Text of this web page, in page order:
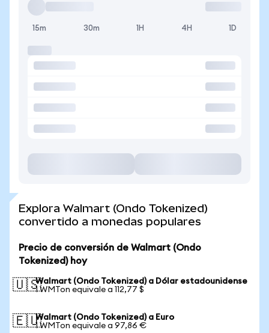
15m 30m 1H 4H 1D
Explora Walmart (Ondo Tokenized)
convertido a monedas populares
Precio de conversión de Walmart (Ondo
Tokenized) hoy
🇺🇸Walmart (Ondo Tokenized) a Dólar estadounidense
1 WMTon equivale a 112,77 $
🇪🇺Walmart (Ondo Tokenized) a Euro
1 WMTon equivale a 97,86 €